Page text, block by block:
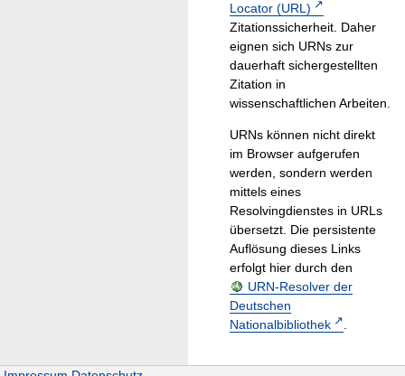
Locator (URL)
Zitationssicherheit. Daher
eignen sich URNs zur
dauerhaft sichergestellten
Zitation in
wissenschaftlichen Arbeiten.
URNs können nicht direkt
im Browser aufgerufen
werden, sondern werden
mittels eines
Resolvingdienstes in URLs
übersetzt. Die persistente
Auflösung dieses Links
erfolgt hier durch den
URN-Resolver der
Deutschen
Nationalbibliothek
.